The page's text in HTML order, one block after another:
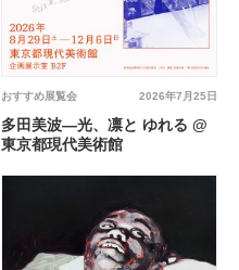
2026年7月25日
おすすめ展覧会
多田美波―光、凛と ゆれる @
東京都現代美術館